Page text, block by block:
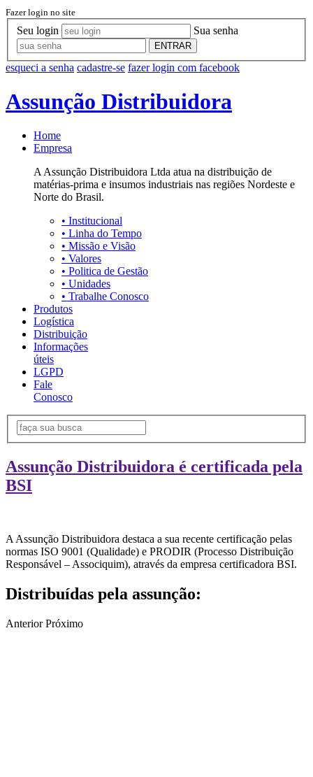
Fazer login no site
Seu login Sua senha
ENTRAR
esqueci a senha cadastre-se fazer login com facebook
Assunção Distribuidora
Home
Empresa
A Assunção Distribuidora Ltda atua na distribuição de
matérias-prima e insumos industriais nas regiões Nordeste e
Norte do Brasil.
• Institucional
• Linha do Tempo
• Missão e Visão
• Valores
• Politica de Gestão
• Unidades
• Trabalhe Conosco
Produtos
Logística
Distribuição
Informações
úteis
LGPD
Fale
Conosco
Assunção Distribuidora é certificada pela
BSI
A Assunção Distribuidora destaca a sua recente certificação pelas
normas ISO 9001 (Qualidade) e PRODIR (Processo Distribuição
Responsável – Associquim), através da empresa certificadora BSI.
Distribuídas pela assunção:
Anterior Próximo